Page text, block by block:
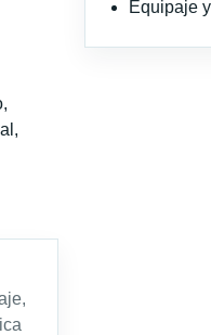
Equipaje